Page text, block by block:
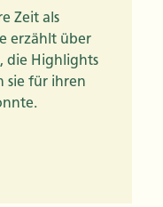
Zeit als
erzählt über
die Highlights
sie für ihren